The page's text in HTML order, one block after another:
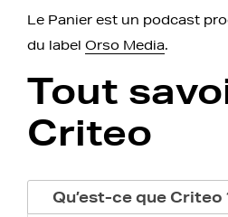
Le Panier est un podcast
du label Orso Media.
Tout
Criteo
Qu’est-ce que Criteo